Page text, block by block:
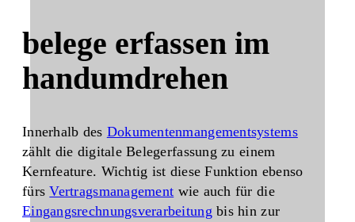
belege erfassen im
handumdrehen
Innerhalb des Dokumentenmangementsystems
zählt die digitale Belegerfassung zu einem
Kernfeature. Wichtig ist diese Funktion ebenso
fürsVertragsmanagement wie auch für die
Eingangsrechnungsverarbeitung bis hin zur